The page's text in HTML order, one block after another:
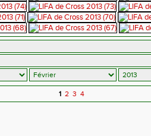
1 2 3 4